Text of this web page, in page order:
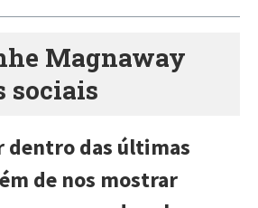
Magnaway
sociais
dentro das últimas
de nos mostrar